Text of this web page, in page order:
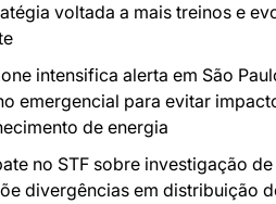
voltada a mais treinos e
intensifica alerta em São
emergencial para evitar
de energia
no STF sobre investigação de
divergências em distribuição